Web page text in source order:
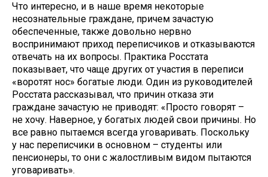
Что интересно, и в наше время некоторые
несознательные граждане, причем зачастую
обеспеченные, также довольно нервно
воспринимают приход переписчиков и отказываются
отвечать на их вопросы. Практика Росстата
показывает, что чаще других от участия в переписи
«воротят нос» богатые люди. Один из руководителей
Росстата рассказывал, что причин отказа эти
граждане зачастую не приводят: «Просто говорят –
не хочу. Наверное, у богатых людей свои причины. Но
все равно пытаемся всегда уговаривать. Поскольку
у нас переписчики в основном – студенты или
пенсионеры, то они с жалостливым видом пытаются
уговаривать».